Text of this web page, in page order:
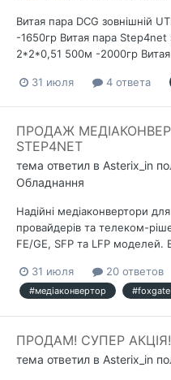
Витая пара DCG зовнішній
-1650гр Витая пара Step4net
2*2*0,51 500м -2000гр Витая
31 июля 4 ответа
ПРОДАЖ
STEP4NET
тема ответил в Asterix_in
Обладнання
Надійні медіаконвертори
провайдерів та телеком-
FE/GE, SFP та LFP моделей.
31 июля 20 ответов
#медіаконвертор #foxgate
ПРОДАМ! СУПЕР
тема ответил в Asterix_in